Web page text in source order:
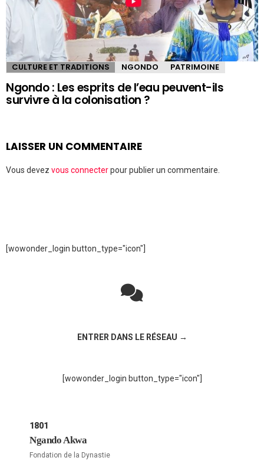
CULTURE ET TRADITIONS NGONDO PATRIMOINE
Ngondo : Les esprits de l’eau peuvent-ils
survivre à la colonisation ?
LAISSER UN COMMENTAIRE
Vous devez vous connecterpour publier un commentaire.
[wowonder_login button_type="icon"]
ENTRER DANS LE RÉSEAU →
[wowonder_login button_type="icon"]
1801
Ngando Akwa
Fondation de la Dynastie